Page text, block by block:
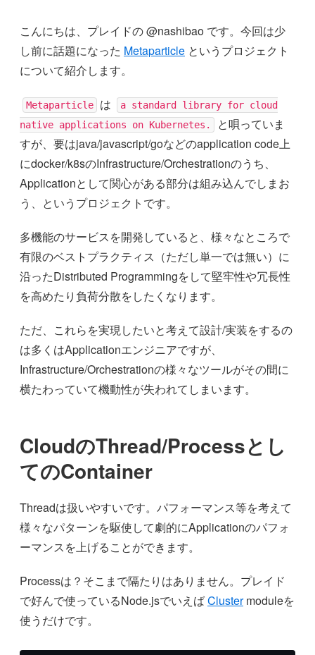
こんにちは、プレイドの @nashibao です。今回は少
し前に話題になった Metaparticle というプロジェクト
について紹介します。
Metaparticle は
a standard library for cloud
native applications on Kubernetes.
と唄っていま
すが、要はjava/javascript/goなどのapplication code上
にdocker/k8sのInfrastructure/Orchestrationのうち、
Applicationとして関心がある部分は組み込んでしまお
う、というプロジェクトです。
多機能のサービスを開発していると、様々なところで
有限のベストプラクティス（ただし単一では無い）に
沿ったDistributed Programmingをして堅牢性や冗長性
を高めたり負荷分散をしたくなります。
ただ、これらを実現したいと考えて設計/実装をするの
は多くはApplicationエンジニアですが、
Infrastructure/Orchestrationの様々なツールがその間に
横たわっていて機動性が失われてしまいます。
CloudのThread/Processとし
てのContainer
Threadは扱いやすいです。パフォーマンス等を考えて
様々なパターンを駆使して劇的にApplicationのパフォ
ーマンスを上げることができます。
Processは？そこまで隔たりはありません。プレイド
で好んで使っているNode.jsでいえばClustermoduleを
使うだけです。